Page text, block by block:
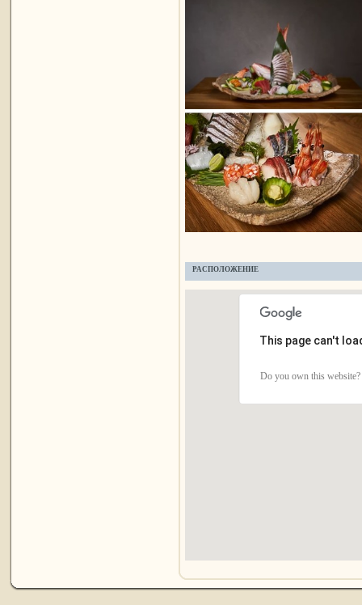
РАСПОЛОЖЕНИЕ
This page can't
Do you own this website?